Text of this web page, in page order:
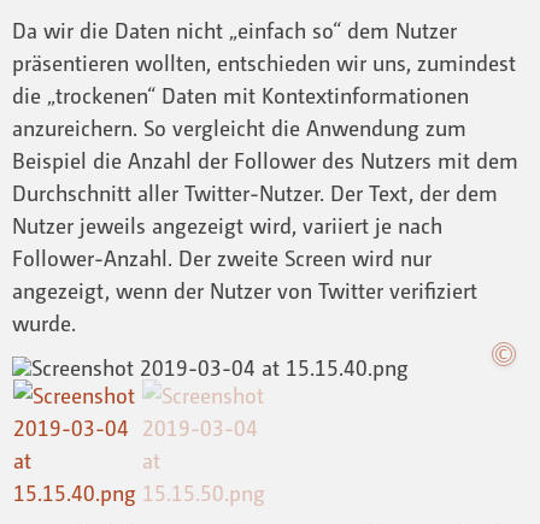
Da wir die Daten nicht „einfach so“ dem Nutzer
präsentieren wollten, entschieden wir uns, zumindest
die „trockenen“ Daten mit Kontextinformationen
anzureichern. So vergleicht die Anwendung zum
Beispiel die Anzahl der Follower des Nutzers mit dem
Durchschnitt aller Twitter-Nutzer. Der Text, der dem
Nutzer jeweils angezeigt wird, variiert je nach
Follower-Anzahl. Der zweite Screen wird nur
angezeigt, wenn der Nutzer von Twitter verifiziert
wurde.